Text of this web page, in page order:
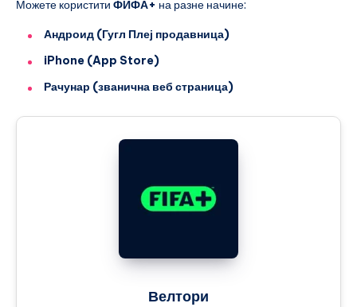
Можете користити ФИФА+ на разне начине:
Андроид (Гугл Плеј продавница)
iPhone (App Store)
Рачунар (званична веб страница)
Велтори